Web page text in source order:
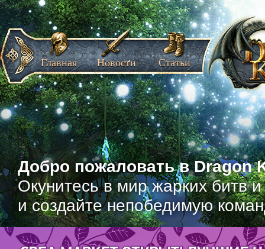
Добро пожаловать в Dragon
Окунитесь в мир жарких битв
и создайте непобедимую
Главная Новости Статьи